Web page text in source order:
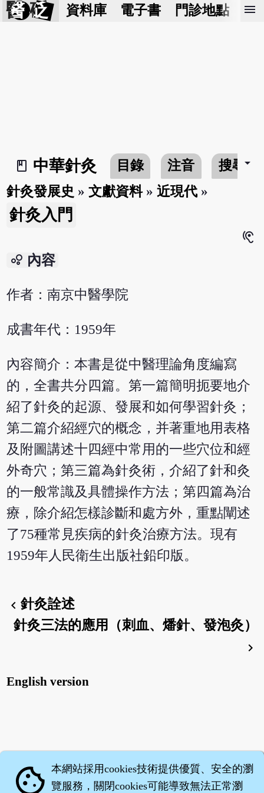
醫 砭 資料庫 電子書 門診地點 預
menu
book_2
中華針灸 目錄 注音 搜尋arrow_drop_down
針灸發展史 »文獻資料»近現代 »
針灸入門
hearing
bubble_chart 內容
作者：南京中醫學院
成書年代：1959年
內容簡介：本書是從中醫理論角度編寫
的，全書共分四篇。第一篇簡明扼要地介
紹了針灸的起源、發展和如何學習針灸；
第二篇介紹經穴的概念，并著重地用表格
及附圖講述十四經中常用的一些穴位和經
外奇穴；第三篇為針灸術，介紹了針和灸
的一般常識及具體操作方法；第四篇為治
療，除介紹怎樣診斷和處方外，重點闡述
了75種常見疾病的針灸治療方法。現有
1959年人民衛生出版社鉛印版。
chevron_left針灸詮述
針灸三法的應用（刺血、燔針、發泡灸）
chevron_right
English version
cookie 本網站採用cookies技術提供優質、安全的瀏
覽服務，關閉cookies可能導致無法正常瀏